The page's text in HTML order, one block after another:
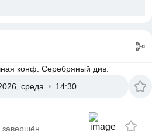
конф. Серебряный див.
среда
14:30
завершён